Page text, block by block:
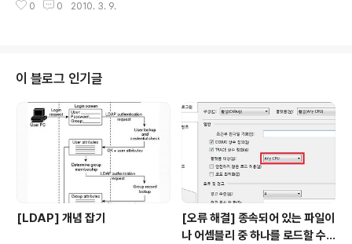
내리고 있었다. 왜 자꾸 사범님의 공격을 보면서도 맞을까 생각했었는데 영상을
못 길들여진 것 같다. 그리고 가드 외에도 스탭을 봐도 발이 너무 묶여있어서 펀
치가 팔 힘만으로 휘두르고 있다는 것이 느껴졌다. 그래서 더 지치는 것 같다. 3
라운드때는 ..
0 0 2010. 3. 9.
이 블로그 인기글
[LDAP] 개념 잡기
[오류 해결] 종속되어 있는 파일이
나 어셈블리 중 하나를 로드할 수